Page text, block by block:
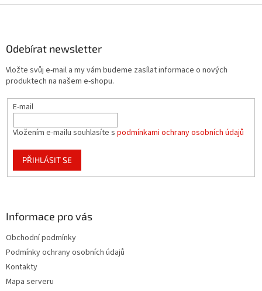
Odebírat newsletter
Vložte svůj e-mail a my vám budeme zasílat informace o nových
produktech na našem e-shopu.
E-mail
Vložením e-mailu souhlasíte s podmínkami ochrany osobních údajů
PŘIHLÁSIT SE
Informace pro vás
Obchodní podmínky
Podmínky ochrany osobních údajů
Kontakty
Mapa serveru